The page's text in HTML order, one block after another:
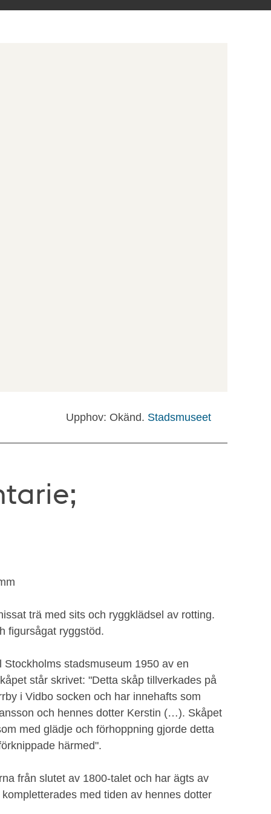
Upphov: Okänd. Stadsmuseet
trä med sits och ryggklädsel av rotting.
figursågat ryggstöd.
stadsmuseum 1950 av en
står skrivet: "Detta skåp tillverkades på
i Vidbo socken och har innehafts som
och hennes dotter Kerstin (…). Skåpet
med glädje och förhoppning gjorde detta
härmed".
från slutet av 1800-talet och har ägts av
med tiden av hennes dotter